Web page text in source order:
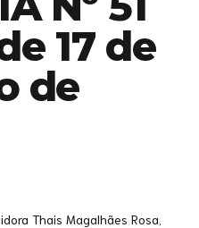
17 de
de
Thais Magalhães Rosa,